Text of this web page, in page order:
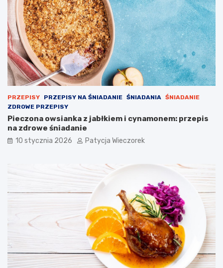
PRZEPISY PRZEPISY NA ŚNIADANIE ŚNIADANIA
ŚNIADANIE
ZDROWE PRZEPISY
Pieczona owsianka z jabłkiem i cynamonem: przepis
na zdrowe śniadanie
10 stycznia 2026 Patycja Wieczorek